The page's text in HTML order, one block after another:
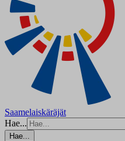
Saamelaiskäräjät
Hae...
Hae...